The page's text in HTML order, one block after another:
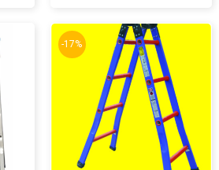
-17%